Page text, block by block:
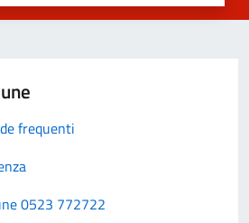
frequenti
0523 772722